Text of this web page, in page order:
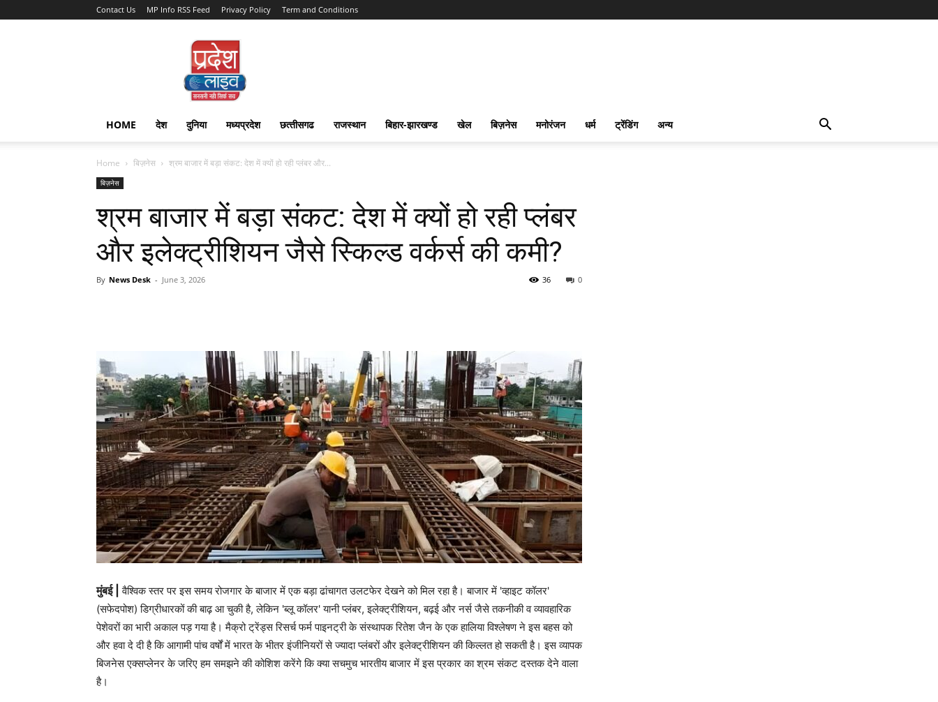
Contact Us MP Info RSS Feed Privacy Policy Term and Conditions
Pradesh
Live
HOME देश दुनिया मध्यप्रदेश छत्‍तीसगढ राजस्‍थान बिहार-झारखण्‍ड खेल बिज़नेस मनोरंजन धर्म ट्रेंडिंग अन्य
Home बिज़नेस श्रम बाजार में बड़ा संकट: देश में क्यों हो रही प्लंबर और...
बिज़नेस
श्रम बाजार में बड़ा संकट: देश में क्यों हो रही प्लंबर
और इलेक्ट्रीशियन जैसे स्किल्ड वर्कर्स की कमी?
By News Desk - June 3, 2026 0
36
मुंबई |वैश्विक स्तर पर इस समय रोजगार के बाजार में एक बड़ा ढांचागत उलटफेर देखने को मिल रहा है। बाजार में 'व्हाइट कॉलर'
(सफेदपोश) डिग्रीधारकों की बाढ़ आ चुकी है, लेकिन 'ब्लू कॉलर' यानी प्लंबर, इलेक्ट्रीशियन, बढ़ई और नर्स जैसे तकनीकी व व्यावहारिक
पेशेवरों का भारी अकाल पड़ गया है। मैक्रो ट्रेंड्स रिसर्च फर्म पाइनट्री के संस्थापक रितेश जैन के एक हालिया विश्लेषण ने इस बहस को
और हवा दे दी है कि आगामी पांच वर्षों में भारत के भीतर इंजीनियरों से ज्यादा प्लंबरों और इलेक्ट्रीशियन की किल्लत हो सकती है। इस व्यापक
बिजनेस एक्सप्लेनर के जरिए हम समझने की कोशिश करेंगे कि क्या सचमुच भारतीय बाजार में इस प्रकार का श्रम संकट दस्तक देने वाला
है।